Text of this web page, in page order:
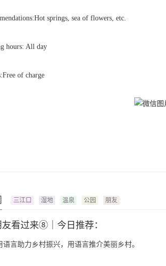
springs, sea of flowers, etc.
hours: All day
of charge
三江口 湿地 温泉 公园 朋友
看过来⑧｜今日推荐：
语言助力乡村振兴，用语言推介美丽乡村。